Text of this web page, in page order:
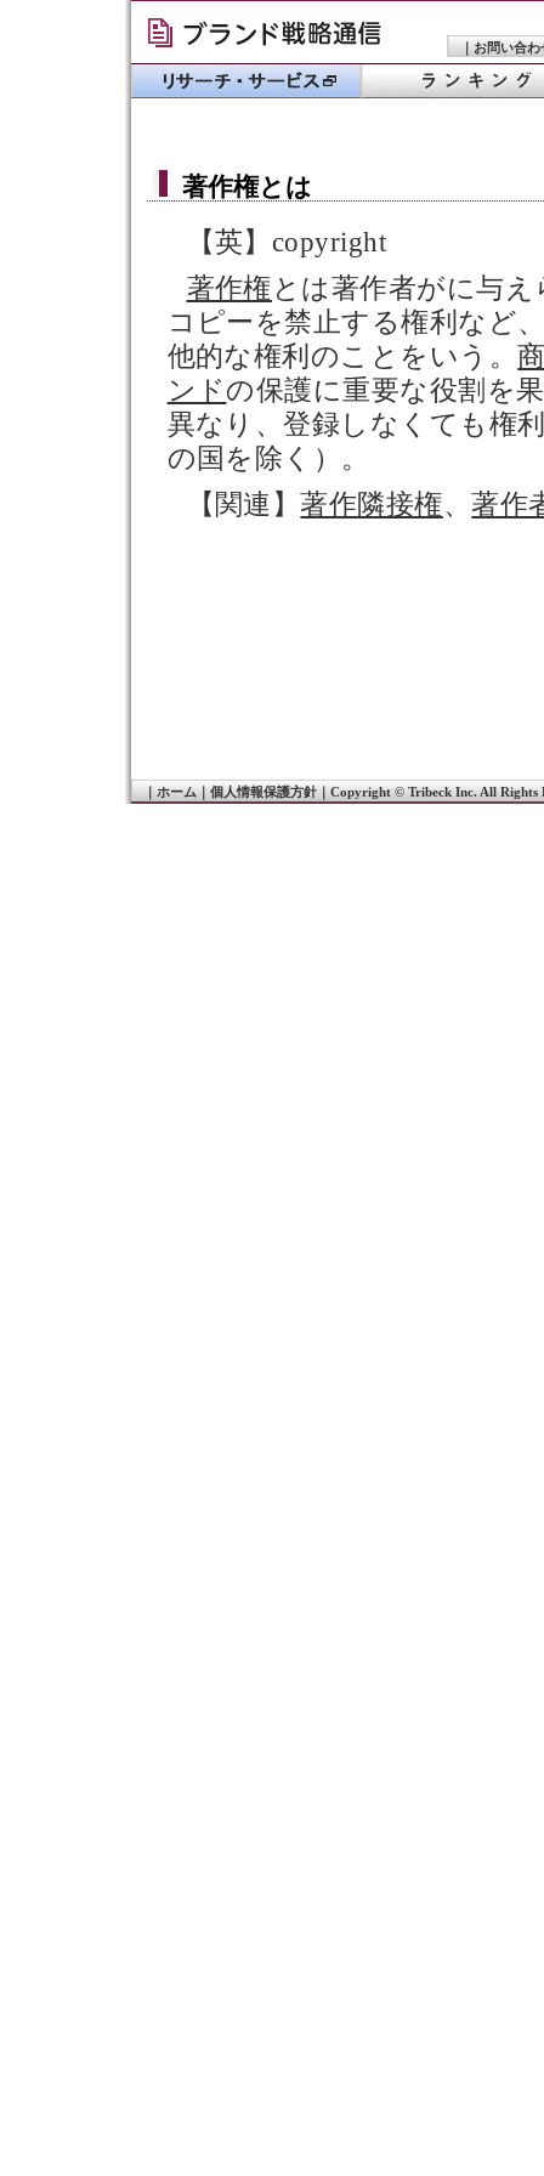
｜ お問い合わ
著作権とは
【英】copyright
著作権 とは著作者がに与
コピーを禁止する権利など
他的な権利のことをいう。
ンド の保護に重要な役割を
異なり、登録しなくても権
の国を除く）。
【関連】著作隣接権、著作
ホーム｜ 個人情報保護方針｜ Copyright © Tribeck Inc. All Rights